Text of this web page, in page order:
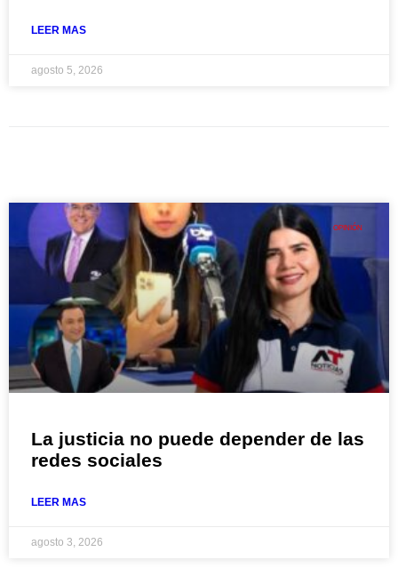
LEER MAS
agosto 5, 2026
OPINIÓN
La justicia no puede depender de las
redes sociales
LEER MAS
agosto 3, 2026